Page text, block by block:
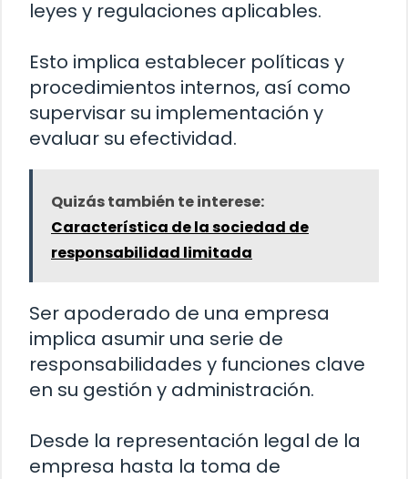
leyes y regulaciones aplicables.
Esto implica establecer políticas y
procedimientos internos, así como
supervisar su implementación y
evaluar su efectividad.
Quizás también te interese:
Característica de la sociedad de
responsabilidad limitada
Ser apoderado de una empresa
implica asumir una serie de
responsabilidades y funciones clave
en su gestión y administración.
Desde la representación legal de la
empresa hasta la toma de